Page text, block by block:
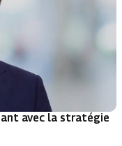
avec la stratégie